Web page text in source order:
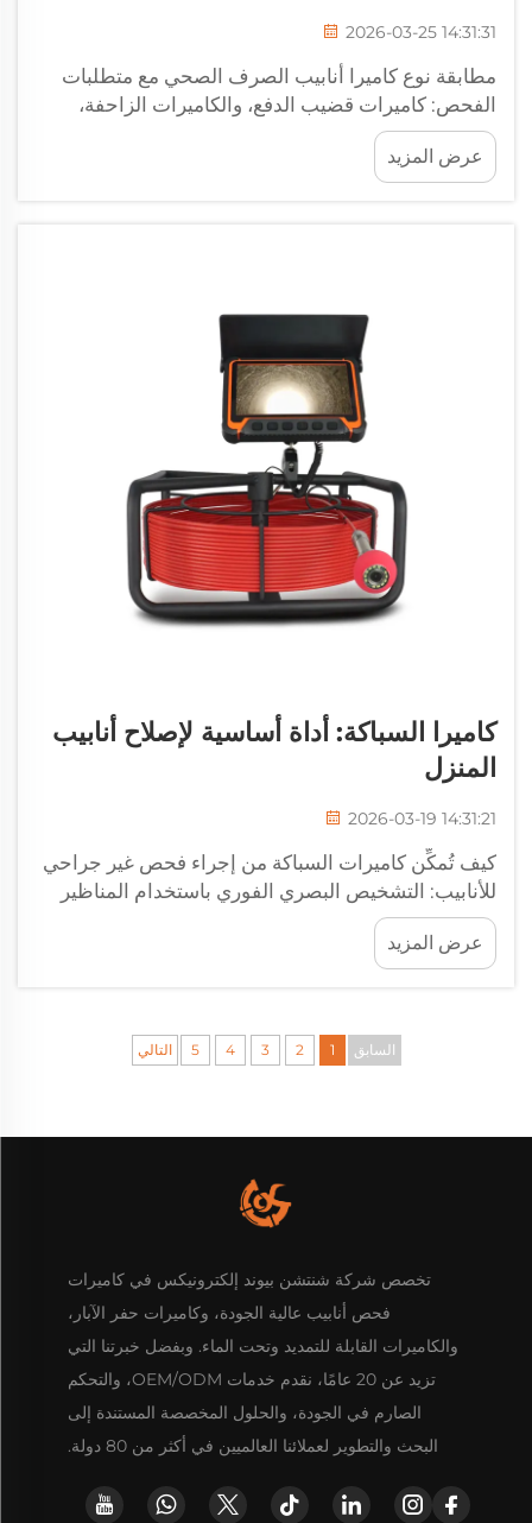
2026-03-25 14:31:31
مطابقة نوع كاميرا أنابيب الصرف الصحي مع متطلبات
الفحص: كاميرات قضيب الدفع، والكاميرات الزاحفة،
وكميرات الفوهة — مواءمة حالات الاستخدام. إن اختيار
كاميرا أنابيب الصرف الصحي المناسبة يعتمد فعليًّا على
مطابقة القدرات التي يمتلكها الجهاز مع ما يلزم فحصه.
عرض المزيد
كاميرا السباكة: أداة أساسية لإصلاح أنابيب
المنزل
2026-03-19 14:31:21
كيف تُمكِّن كاميرات السباكة من إجراء فحص غير جراحي
للأنابيب: التشخيص البصري الفوري باستخدام المناظير
المرنة ومناظير الفيديو. وبوجود كاميرات السباكة، لم يعد
هناك حاجة إلى التكهُّن بما يحدث داخل تلك الأنابيب، لأننا
نحصل على...
عرض المزيد
السابق 1
2
3
4
5 التالي
تخصص شركة شنتشن بيوند إلكترونيكس في كاميرات
فحص أنابيب عالية الجودة، وكاميرات حفر الآبار،
والكاميرات القابلة للتمديد وتحت الماء. وبفضل خبرتنا التي
تزيد عن 20 عامًا، نقدم خدمات OEM/ODM، والتحكم
الصارم في الجودة، والحلول المخصصة المستندة إلى
البحث والتطوير لعملائنا العالميين في أكثر من 80 دولة.